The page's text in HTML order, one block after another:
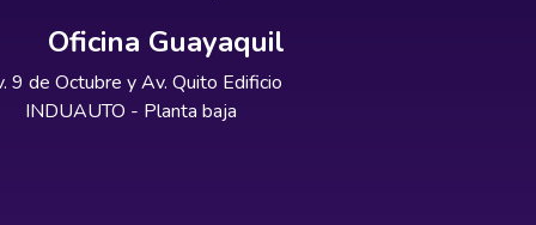
Oficina Guayaquil
9 de Octubre y Av. Quito Edificio
INDUAUTO - Planta baja